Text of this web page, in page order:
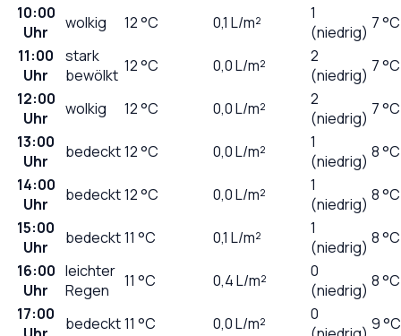
10:00
Uhr
wolkig 12°C 0,1 L/m²
1
(niedrig) 7 °C
11:00
Uhr
stark
bewölkt 12°C 0,0L/m²
2
(niedrig) 7 °C
12:00
Uhr
wolkig 12°C 0,0L/m²
2
(niedrig) 7 °C
13:00
Uhr
bedeckt12°C 0,0L/m²
1
(niedrig) 8 °C
14:00
Uhr
bedeckt12°C 0,0L/m²
1
(niedrig) 8 °C
15:00
Uhr
bedeckt11 °C 0,1 L/m²
1
(niedrig) 8 °C
16:00
Uhr
leichter
Regen
11 °C 0,4L/m²
0
(niedrig) 8 °C
17:00
bedeckt11 °C 0,0L/m²
0
9 °C